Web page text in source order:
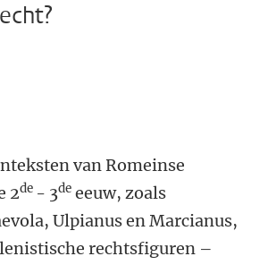
van Romeinse
2de - 3de eeuw, zoals
Ulpianus en Marcianus,
rechtsfiguren –